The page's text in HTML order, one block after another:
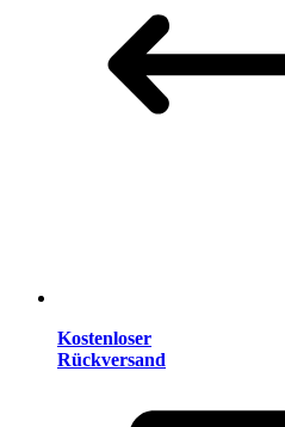
Kostenloser
Rückversand